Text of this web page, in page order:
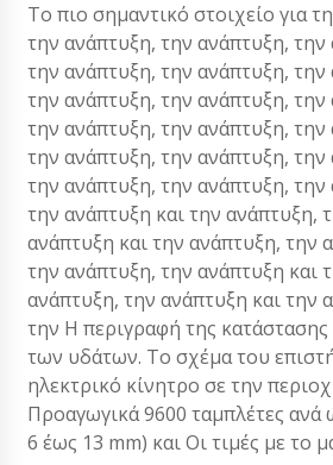
Το πιο σημαντικό στοιχείο για
την ανάπτυξη, την ανάπτυξη,
την ανάπτυξη, την ανάπτυξη,
την ανάπτυξη, την ανάπτυξη,
την ανάπτυξη, την ανάπτυξη,
την ανάπτυξη, την ανάπτυξη,
την ανάπτυξη, την ανάπτυξη,
την ανάπτυξη και την ανάπτυξη,
ανάπτυξη και την ανάπτυξη, την
την ανάπτυξη, την ανάπτυξη και
ανάπτυξη, την ανάπτυξη και την
την Η περιγραφή της
των υδάτων. Το σχέμα του
ηλεκτρικό κίνητρο σε την
Προαγωγικά 9600 ταμπλέτες
6 έως 13 mm) και Οι τιμές με το